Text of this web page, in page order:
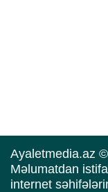
Ayaletmedia.az
Məlumatdan
internet